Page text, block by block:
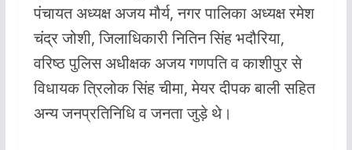
पंचायत अध्यक्ष अजय मौर्य, नगर पालिका अध्यक्ष रमेश
चंद्र जोशी, जिलाधिकारी नितिन सिंह भदौरिया,
वरिष्ठ पुलिस अधीक्षक अजय गणपति व काशीपुर से
विधायक त्रिलोक सिंह चीमा, मेयर दीपक बाली सहित
अन्य जनप्रतिनिधि व जनता जुड़े थे।